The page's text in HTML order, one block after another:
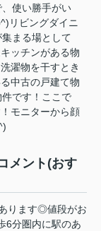
使い勝手がい
リビングダイニ
まる場として
ッチンがある物
濯物を干すとき
中古の戸建て物
です！ここで
モニターから顔
メント(おす
ります◎値段がお
6分圏内に駅のあ